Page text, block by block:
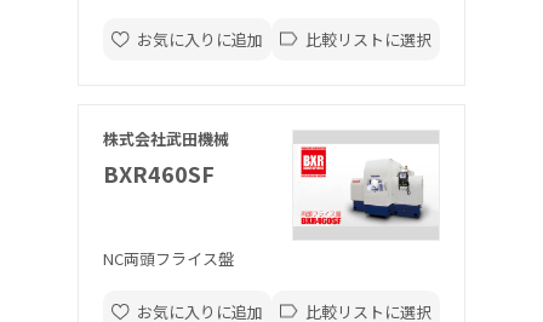
お気に入りに追加 比較リストに選択
株式会社武田機械
BXR460SF
NC両頭フライス盤
お気に入りに追加 比較リストに選択